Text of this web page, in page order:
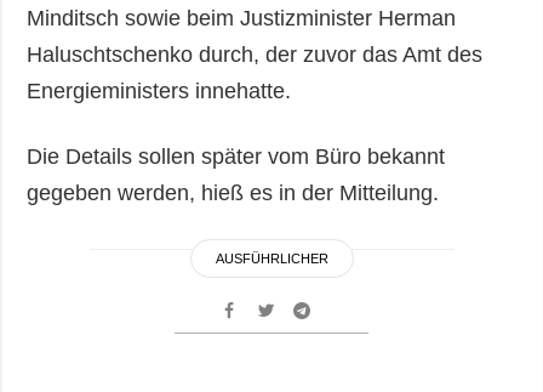
Minditsch sowie beim Justizminister Herman
Haluschtschenko durch, der zuvor das Amt des
Energieministers innehatte.
Die Details sollen später vom Büro bekannt
gegeben werden, hieß es in der Mitteilung.
AUSFÜHRLICHER